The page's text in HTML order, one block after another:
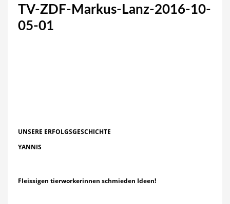
TV-ZDF-Markus-Lanz-2016-10-
05-01
UNSERE ERFOLGSGESCHICHTE
YANNIS
Fleissigen tierworkerinnen schmieden Ideen!